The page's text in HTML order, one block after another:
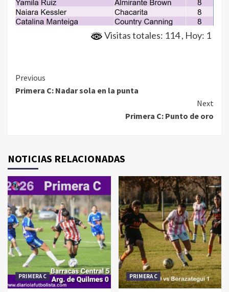
Visitas totales: 114, Hoy: 1
Continue
Reading
Previous
Primera C: Nadar sola en la punta
Next
Primera C: Punto de oro
NOTICIAS RELACIONADAS
PRIMERA C PRIMERA C